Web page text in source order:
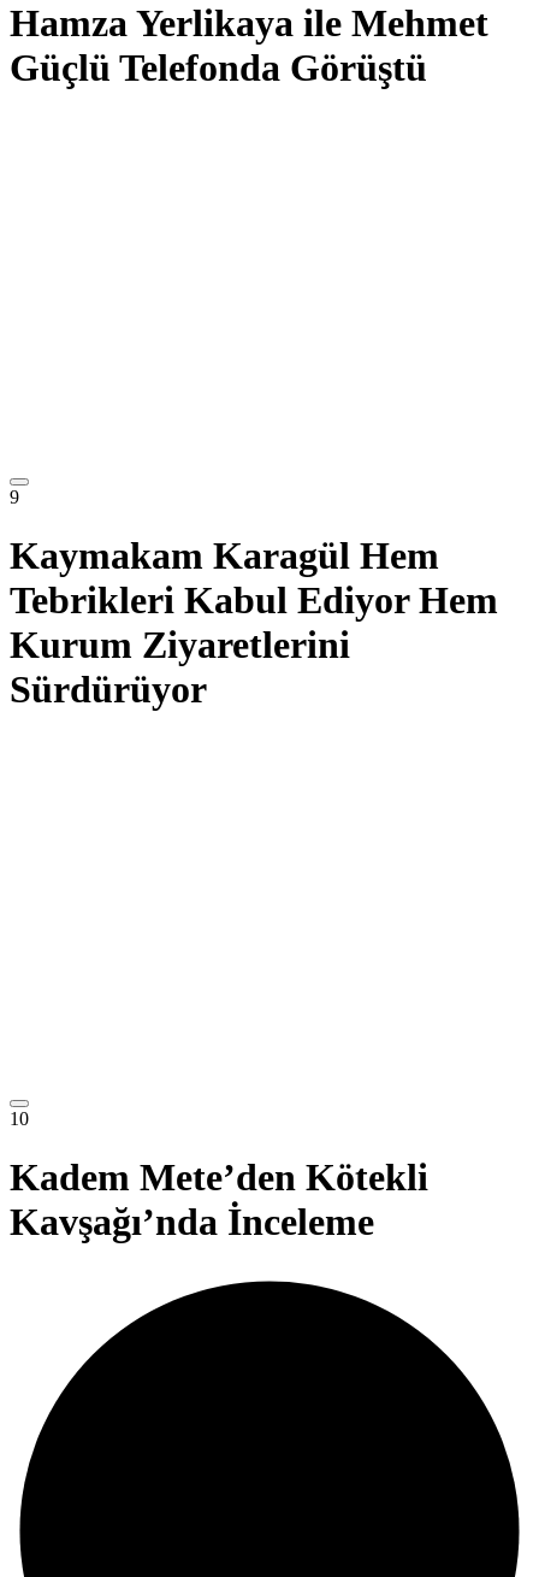
Hamza Yerlikaya ile Mehmet
Güçlü Telefonda Görüştü
9
Kaymakam Karagül Hem
Tebrikleri Kabul Ediyor Hem
Kurum Ziyaretlerini
Sürdürüyor
10
Kadem Mete’den Kötekli
Kavşağı’nda İnceleme